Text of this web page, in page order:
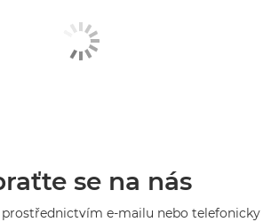
se na nás
e-mailu nebo telefonicky